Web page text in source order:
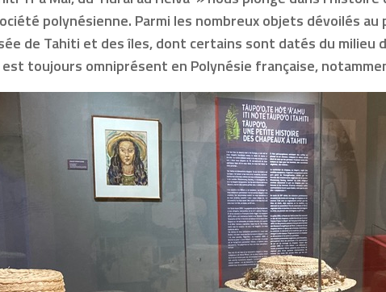
polynésienne. Parmi les nombreux objets dévoilés
de Tahiti et des îles, dont certains sont datés du
toujours omniprésent en Polynésie française,